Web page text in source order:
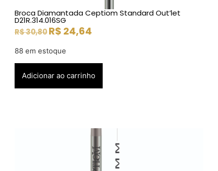
Broca Diamantada Ceptiom Standard Out’let
D21R.314.016SG
R$30,80R$ 24,64
88 em estoque
Adicionar ao carrinho